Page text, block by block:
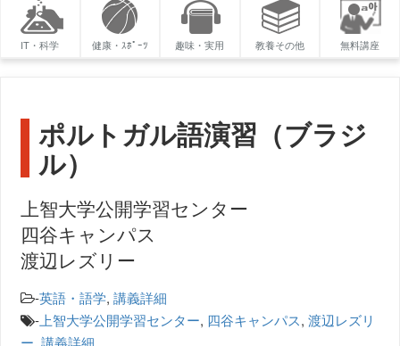
IT・科学 健康・ｽﾎﾟｰﾂ 趣味・実用 教養その他 無料講座
ポルトガル語演習（ブラジ
ル）
上智大学公開学習センター
四谷キャンパス
渡辺レズリー
-英語・語学,講義詳細
- 上智大学公開学習センター, 四谷キャンパス,渡辺レズリ
ー,講義詳細